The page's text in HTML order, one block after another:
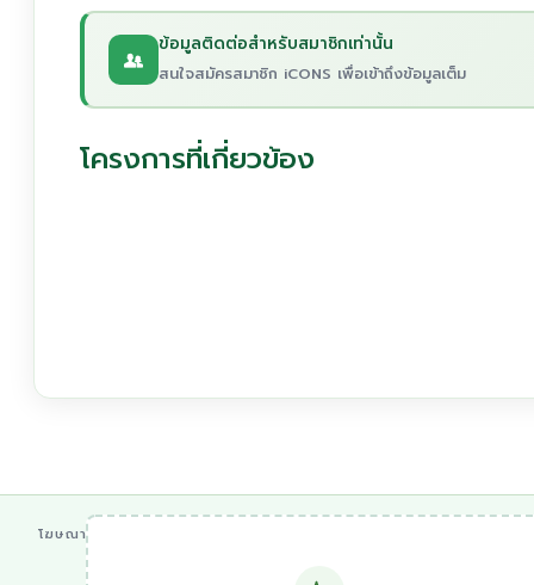
ข้อมูลติดต่อสำหรับสมาชิกเท่านั้น
สนใจสมัครสมาชิก iCONS เพื่อเข้าถึงข้อมูลเต็ม
โครงการที่เกี่ยวข้อง
โฆษณา